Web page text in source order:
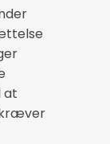
at
kræver